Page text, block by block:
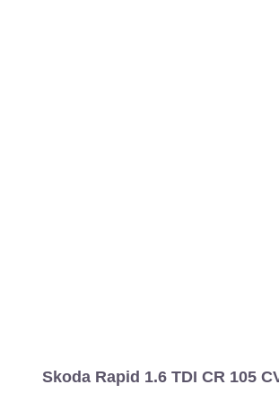
Skoda Rapid 1.6 TDI CR 105